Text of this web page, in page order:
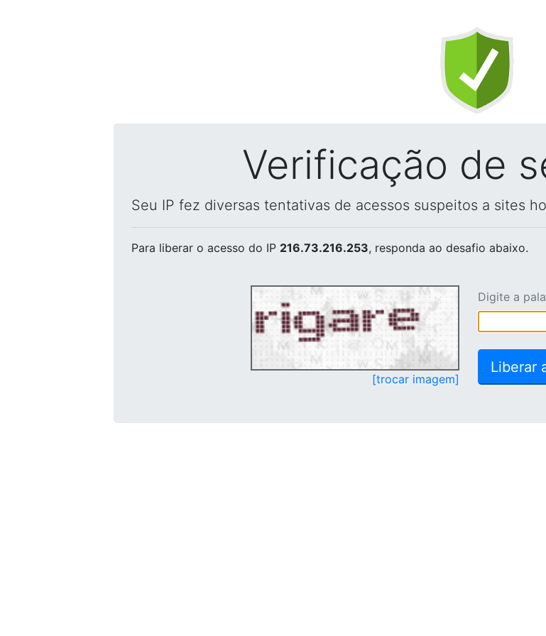
Verificação de
Seu IP fez diversas tentativas de acessos suspeitos a sites
Para liberar o acesso do IP 216.73.216.253, responda ao desafio abaixo.
[trocar imagem]
Digite a